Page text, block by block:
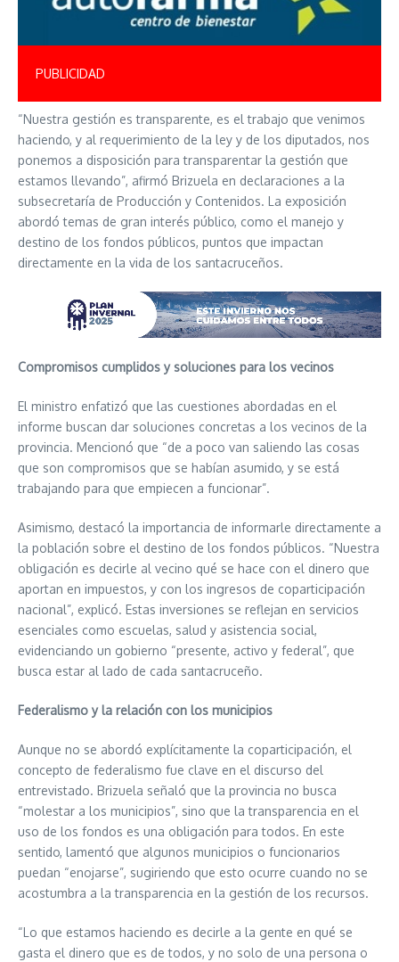
PUBLICIDAD
“Nuestra gestión es transparente, es el trabajo que venimos
haciendo, y al requerimiento de la ley y de los diputados, nos
ponemos a disposición para transparentar la gestión que
estamos llevando”, afirmó Brizuela en declaraciones a la
subsecretaría de Producción y Contenidos. La exposición
abordó temas de gran interés público, como el manejo y
destino de los fondos públicos, puntos que impactan
directamente en la vida de los santacruceños.
Compromisos cumplidos y soluciones para los vecinos
El ministro enfatizó que las cuestiones abordadas en el
informe buscan dar soluciones concretas a los vecinos de la
provincia. Mencionó que “de a poco van saliendo las cosas
que son compromisos que se habían asumido, y se está
trabajando para que empiecen a funcionar”.
Asimismo, destacó la importancia de informarle directamente a
la población sobre el destino de los fondos públicos. “Nuestra
obligación es decirle al vecino qué se hace con el dinero que
aportan en impuestos, y con los ingresos de coparticipación
nacional”, explicó. Estas inversiones se reflejan en servicios
esenciales como escuelas, salud y asistencia social,
evidenciando un gobierno “presente, activo y federal”, que
busca estar al lado de cada santacruceño.
Federalismo y la relación con los municipios
Aunque no se abordó explícitamente la coparticipación, el
concepto de federalismo fue clave en el discurso del
entrevistado. Brizuela señaló que la provincia no busca
“molestar a los municipios”, sino que la transparencia en el
uso de los fondos es una obligación para todos. En este
sentido, lamentó que algunos municipios o funcionarios
puedan “enojarse”, sugiriendo que esto ocurre cuando no se
acostumbra a la transparencia en la gestión de los recursos.
“Lo que estamos haciendo es decirle a la gente en qué se
gasta el dinero que es de todos, y no solo de una persona o